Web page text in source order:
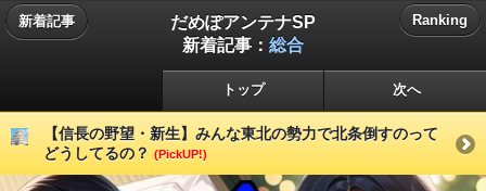
新着記事
だめぽアンテナSP
新着記事： 総合
Ranking
トップ 次へ
【信長の野望・新生】みんな東北の勢力で北条倒すのって
どうしてるの？ (PickUP!)